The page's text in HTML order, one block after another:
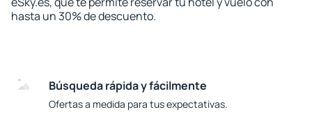
hasta un 30% de descuento.
Búsqueda rápida y fácilmente
Ofertas a medida para tus expectativas.